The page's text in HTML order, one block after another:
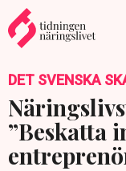
DET SVENSKA
”Beskatta